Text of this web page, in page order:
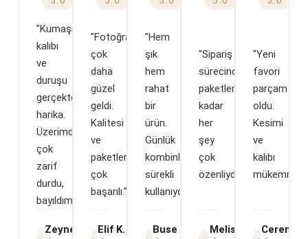
"Kumaşı,
kalıbı
ve
duruşu
gerçekten
harika.
Üzerimde
çok
zarif
durdu,
bayıldım."
Zeynep A.
"Fotoğraftakinden
çok
daha
güzel
geldi.
Kalitesi
ve
paketlemesi
çok
başarılı."
Elif K.
"Hem
şık
hem
rahat
bir
ürün.
Günlük
kombinlerimde
sürekli
kullanıyorum."
Buse T.
"Sipariş
sürecinden
paketlemeye
kadar
her
şey
çok
özenliydi."
Melisa Y.
"Yeni
favori
parçam
oldu.
Kesimi
ve
kalıbı
mükemmel."
Ceren D.